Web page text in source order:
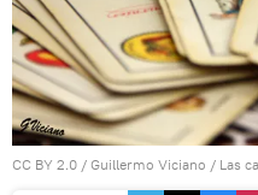
CC BY 2.0 / Guillermo Viciano / Las